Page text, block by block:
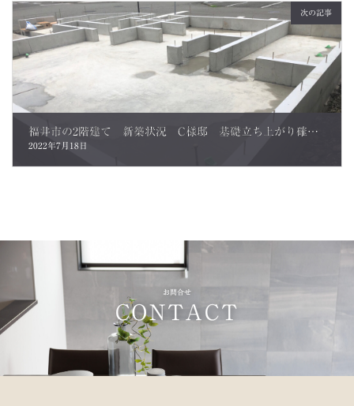
次の記事
福井市の2階建て 新築状況 C様邸 基礎立ち上がり確認に行ってきました
2022年7月18日
お問合せ
CONTACT